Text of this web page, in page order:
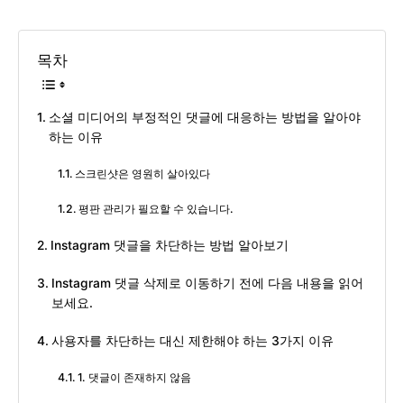
목차
소셜 미디어의 부정적인 댓글에 대응하는 방법을 알아야
하는 이유
스크린샷은 영원히 살아있다
평판 관리가 필요할 수 있습니다.
Instagram 댓글을 차단하는 방법 알아보기
Instagram 댓글 삭제로 이동하기 전에 다음 내용을 읽어
보세요.
사용자를 차단하는 대신 제한해야 하는 3가지 이유
1. 댓글이 존재하지 않음